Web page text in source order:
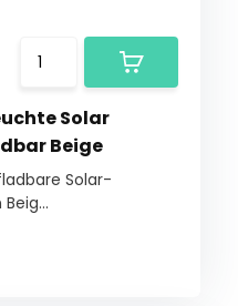
Solar
Beige
Solar-